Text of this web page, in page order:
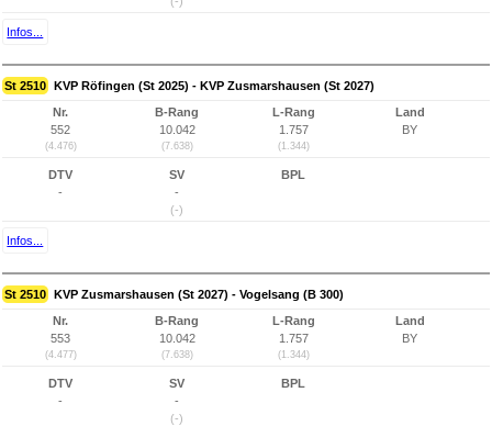
Infos...
St 2510 KVP Röfingen (St 2025) - KVP Zusmarshausen (St 2027)
Nr.
552
(4.476)
B-Rang
10.042
(7.638)
L-Rang
1.757
(1.344)
Land
BY
DTV
-
SV
-
(-)
BPL
Infos...
St 2510 KVP Zusmarshausen (St 2027) - Vogelsang (B 300)
Nr.
553
(4.477)
B-Rang
10.042
(7.638)
L-Rang
1.757
(1.344)
Land
BY
DTV
-
SV
-
(-)
BPL